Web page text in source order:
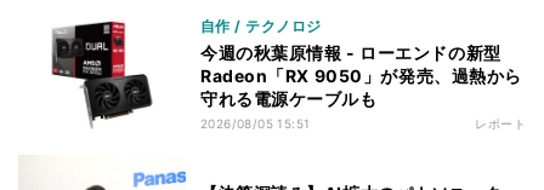
自作 / テクノロジ
今週の秋葉原情報 - ローエンドの新型
Radeon「RX 9050」が発売、過熱から
守れる電源ケーブルも
2026/08/05 15:51 レポート